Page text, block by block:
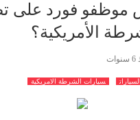
موظفو فورد على
الأمريكية؟
سيارات الشرطة الامريكية